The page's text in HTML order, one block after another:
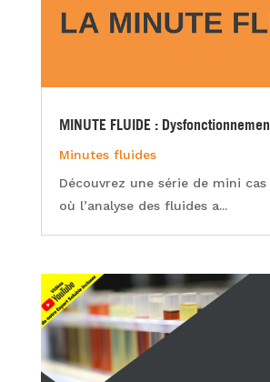
MINUTE FLUIDE :
Minutes fluides
Découvrez une série de mini
où l’analyse des fluides a...